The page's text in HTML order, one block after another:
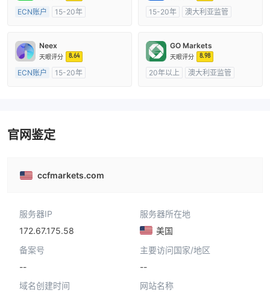
ECN账户
15-20年
主标MT4
15-20年
澳大利亚监管
Neex
天眼评分 8.64
ECN账户
15-20年
GO Markets
天眼评分 8.98
20年以上
澳大利亚监管
官网鉴定
ccfmarkets.com
服务器IP
172.67.175.58
服务器所在地
美国
备案号
--
主要访问国家/地区
--
域名创建时间
网站名称